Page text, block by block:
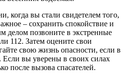
когда вы стали свидетелем того,
– сохранить спокойствие и
делом позвоните в экстренные
112. Затем оцените свои
свою жизнь опасности, если в
Если вы уверены в своих силах
после вызова спасателей.